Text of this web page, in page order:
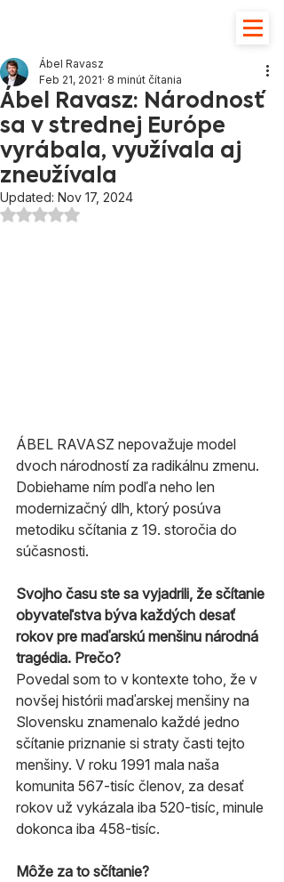
Ábel Ravasz: Národnosť
sa v strednej Európe
vyrábala, využívala aj
zneužívala
Ábel Ravasz
Feb 21, 2021 8 minút čítania
Updated: Nov 17, 2024
Hodnotenie NaN z 5 hviezdičiek.
ÁBEL RAVASZ nepovažuje model
dvoch národností za radikálnu zmenu.
Dobiehame ním podľa neho len
modernizačný dlh, ktorý posúva
metodiku sčítania z 19. storočia do
súčasnosti.
Svojho času ste sa vyjadrili, že sčítanie
obyvateľstva býva každých desať
rokov pre maďarskú menšinu národná
tragédia. Prečo?
Povedal som to v kontexte toho, že v
novšej histórii maďarskej menšiny na
Slovensku znamenalo každé jedno
sčítanie priznanie si straty časti tejto
menšiny. V roku 1991 mala naša
komunita 567-tisíc členov, za desať
rokov už vykázala iba 520-tisíc, minule
dokonca iba 458-tisíc.
Môže za to sčítanie?